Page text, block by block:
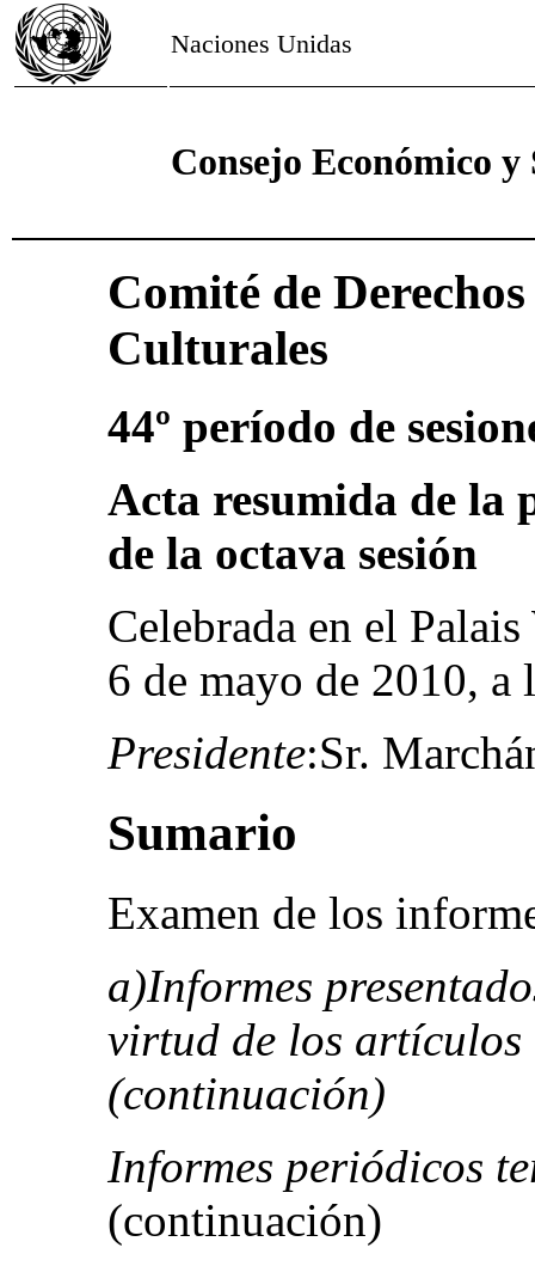
Naciones Unidas
Consejo Económico y
Comité de
Culturales
44º período de
Acta resumida de la
de la octava sesión
Celebrada en el
6 de mayo de 2010, a
Presidente:Sr.
Sumario
Examen de los
a)Informes
virtud de los artículos
(continuación)
Informes periódicos
(continuación)